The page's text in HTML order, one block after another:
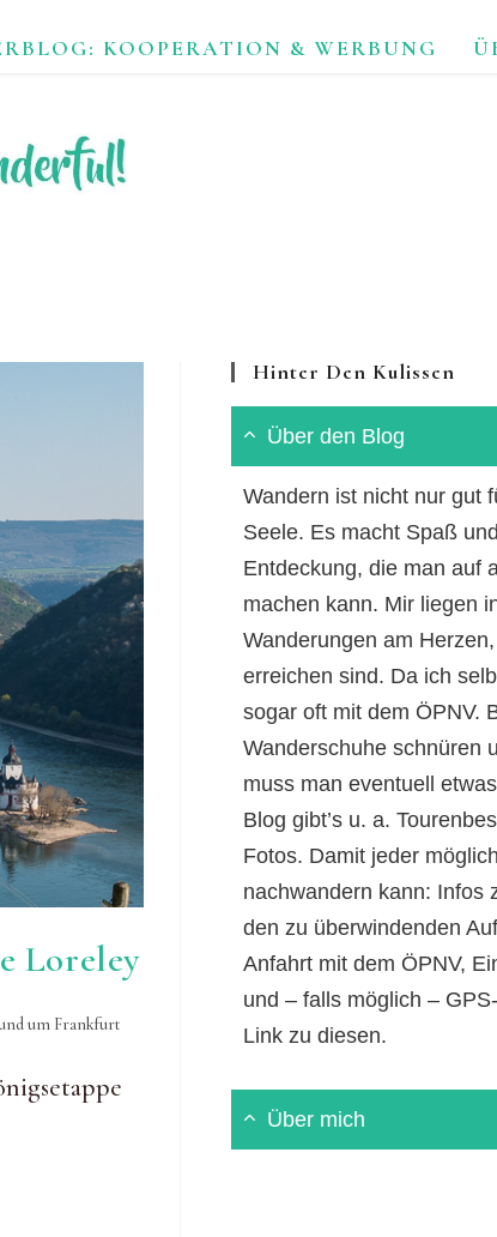
KOOPERATION & WERBUNG
Loreley
um Frankfurt
Hinter Den Kulissen
Über den Blog
Wandern ist nicht nur gut
Seele. Es macht Spaß
Entdeckung, die man auf
machen kann. Mir liegen
Wanderungen am
erreichen sind. Da ich
sogar oft mit dem ÖPNV.
Wanderschuhe schnüren
muss man eventuell
Blog gibt’s u. a.
Fotos. Damit jeder
nachwandern kann: Infos
den zu überwindenden
Anfahrt mit dem ÖPNV,
und – falls möglich –
Link zu diesen.
Über mich